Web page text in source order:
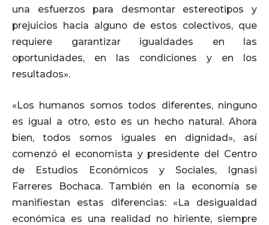
una esfuerzos para desmontar estereotipos y
prejuicios hacia alguno de estos colectivos, que
requiere garantizar igualdades en las
oportunidades, en las condiciones y en los
resultados».
«Los humanos somos todos diferentes, ninguno
es igual a otro, esto es un hecho natural. Ahora
bien, todos somos iguales en dignidad», así
comenzó el economista y presidente del Centro
de Estudios Económicos y Sociales, Ignasi
Farreres Bochaca. También en la economía se
manifiestan estas diferencias: «La desigualdad
económica es una realidad no hiriente, siempre